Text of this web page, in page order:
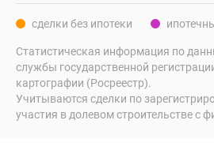
сделки без ипотеки
Статистическая информация по
службы государственной
картографии (Росреестр).
Учитываются сделки по
участия в долевом строительстве с